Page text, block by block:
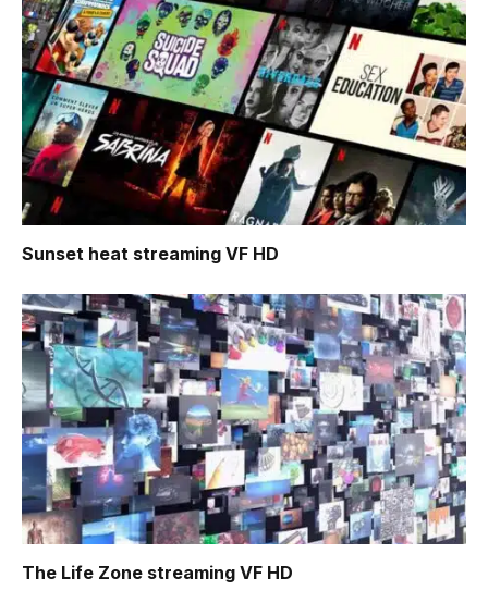
Sunset heat streaming VF HD
The Life Zone streaming VF HD